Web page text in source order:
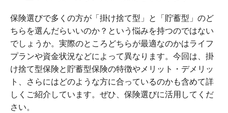
保険選びで多くの方が「掛け捨て型」と「貯蓄型」のど
ちらを選んだらいいのか？という悩みを持つのではない
でしょうか。実際のところどちらが最適なのかはライフ
プランや資金状況などによって異なります。今回は、掛
け捨て型保険と貯蓄型保険の特徴やメリット・デメリッ
ト、さらにはどのような方に合っているのかも含めて詳
しくご紹介しています。ぜひ、保険選びに活用してくだ
さい。